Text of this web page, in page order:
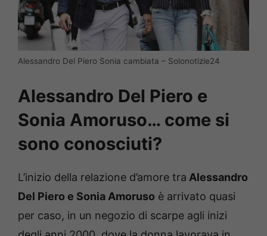
Alessandro Del Piero Sonia cambiata – Solonotizie24
Alessandro Del Piero e
Sonia Amoruso… come si
sono conosciuti?
L’inizio della relazione d’amore tra Alessandro
Del Piero e Sonia Amoruso è arrivato quasi
per caso, in un negozio di scarpe agli inizi